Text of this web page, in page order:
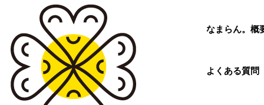
なまらん。概
よくある質問